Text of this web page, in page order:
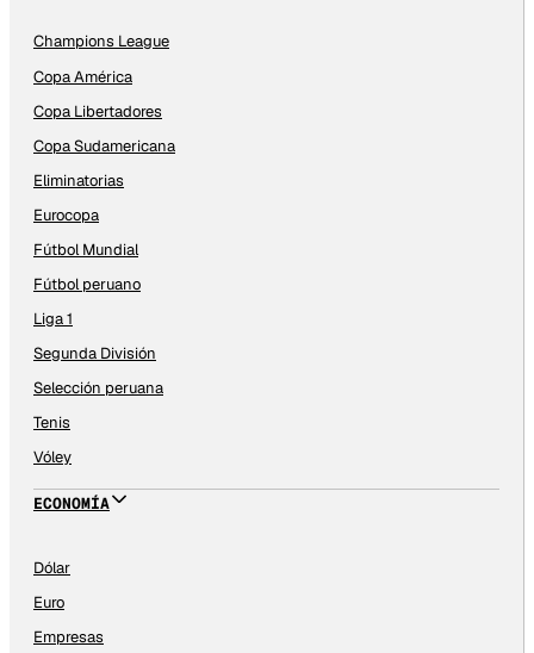
Champions League
Copa América
Copa Libertadores
Copa Sudamericana
Eliminatorias
Eurocopa
Fútbol Mundial
Fútbol peruano
Liga 1
Segunda División
Selección peruana
Tenis
Vóley
ECONOMÍA
Dólar
Euro
Empresas